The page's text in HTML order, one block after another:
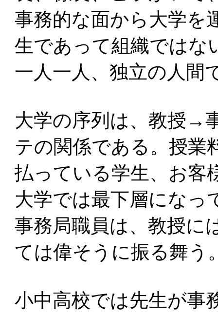
事務的な面から大学を
生であって組織ではな
一人一人、独立の人間
大学の序列は、教授→
テの関係である。授業
払っている学生、お客
大学では最下層になっ
事務局職員は、教授に
ては偉そうに振る舞う
小中高校では先生が事